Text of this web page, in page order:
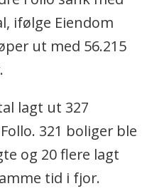
hentet fra åpne,
og kjøper,
som
Sakene vil også
om
ifølge Eiendom
ut med 56.215
lagt ut 327
321 boliger ble
og 20 flere lagt
tid i fjor.